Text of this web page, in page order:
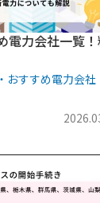
電力会社一覧
おすすめ電力会社